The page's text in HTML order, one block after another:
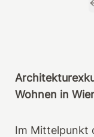
Wohnen in
Im Mittelpunkt